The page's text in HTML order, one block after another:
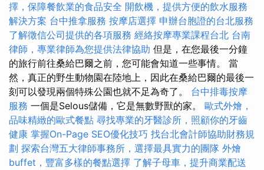
擇，保障餐飲業的食品安全 開飲機，提供方便的飲水服務
解決方案 台中推拿服務 按摩店選擇 申辦台胞證的台北服務
了解徵信公司提供的各項服務 經絡按摩專業課程台北 台南
律師，專業律師為您提供法律協助 但是，在您最後一分鐘
的旅行前往桑給巴爾之前，您可能會知道一些事情。 當
然，真正的野生動物園在陸地上，因此在桑給巴爾的最後一
刻可以發現兩個特殊公園也就不足為奇了。 台中排毒按摩
服務 一個是Selous儲備，它是無數野獸的家。 歐式外燴，
品味精緻的歐式餐點 尋找專業的牙醫診所，照顧你的牙齒
健康 掌握On-Page SEO優化技巧 找台北會計師協助財務規
劃 探索台灣五大律師事務所，選擇最具實力的團隊 外燴
buffet，豐富多樣的餐點選擇 了解子母車，提升商業配送